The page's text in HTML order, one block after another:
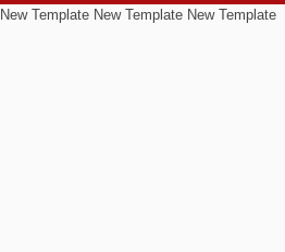
New Template New Template New Template